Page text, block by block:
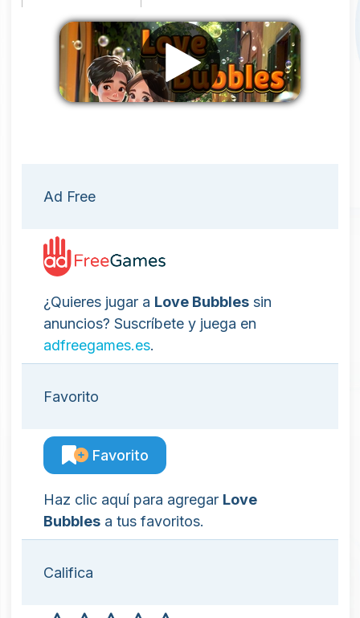
Ad Free
¿Quieres jugar a Love Bubbles sin
anuncios? Suscríbete y juega en
adfreegames.es.
Favorito
Favorito
Haz clic aquí para agregar Love
Bubbles a tus favoritos.
Califica